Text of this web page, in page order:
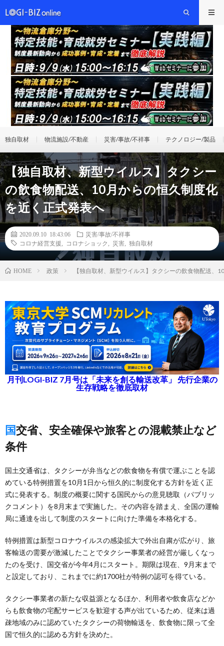
独自取材 物流施設/不動産 災害/事故/不祥事 テクノロジー/製品
【独自取材、新型ウイルス】タクシー
の飲食物配送、10月からの恒久制度化
を近く正式発表へ
2020.09.10 18:43:06
災害/事故/不祥事
コロナ経営支援
コロナショック 災害 独自取材
HOME 政策 【独自取材、新型ウイルス】タクシーの飲食物配送、
月刊LOGI-BIZ 7月号は「未来を創る輸送改革」 先行企業の
生存戦略を徹底取材
国交省、安全確保や旅客との混載禁止など
条件
国土交通省は、タクシーが弁当などの飲食物を有償で運ぶことを認
めている特例措置を10月1日から恒久的に制度化する方針を近く正
式に発表する。制度の概要に関する国民からの意見聴取（パブリッ
クコメント）を8月末まで実施した。その内容を踏まえ、全国の運輸
局に通達を出して制度のスタートに向けた準備を本格化する。
特例措置は新型コロナウイルスの感染拡大で外出自粛が広がり、旅
客輸送の需要が激減したことでタクシー事業者の経営が厳しくなっ
たのを受け、国交省が今年4月にスタート。期限は現在、9月末まで
と設定しており、これまでに約1700社が特例の認可を得ている。
タクシー事業者の新たな収益源となるほか、利用者や飲食店などか
らも飲食物の宅配サービスを歓迎する声が出ているため、従来は過
疎地域のみに認めていたタクシーの荷物輸送を、飲食物に限って全
国で恒久的に認める方針を決めた。